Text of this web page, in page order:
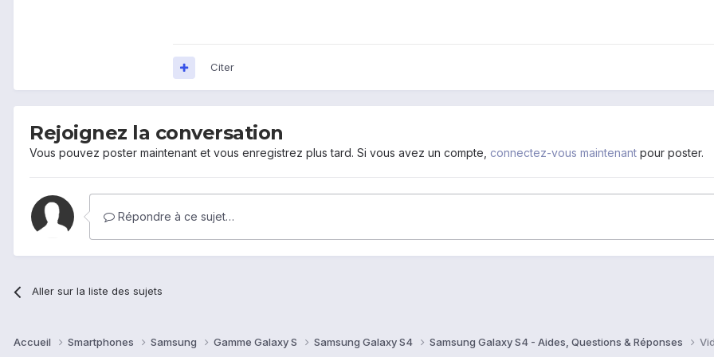
Citer
Rejoignez la conversation
Vous pouvez poster maintenant et vous enregistrez plus tard. Si vous avez un compte, connectez-vous maintenant pour poster.
Répondre à ce sujet…
Aller sur la liste des sujets
Accueil Smartphones Samsung Gamme Galaxy S Samsung Galaxy S4 Samsung Galaxy S4 - Aides, Questions & Réponses